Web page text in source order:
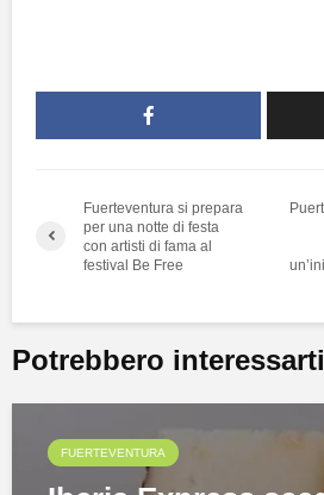
Fuerteventura si prepara
per una notte di festa
con artisti di fama al
festival Be Free
Potrebbero interessarti
FUERTEVENTURA